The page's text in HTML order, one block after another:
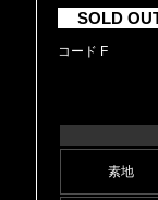
SOLD
コード F
素地